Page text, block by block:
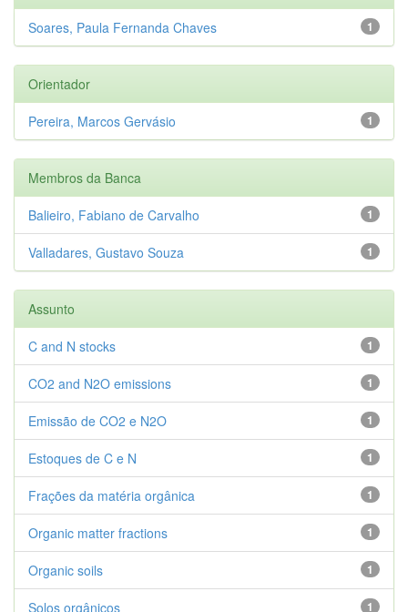
1
Soares, Paula Fernanda Chaves
Orientador
1
Pereira, Marcos Gervásio
Membros da Banca
1
Balieiro, Fabiano de Carvalho
1
Valladares, Gustavo Souza
Assunto
1
C and N stocks
1
CO2 and N2O emissions
1
Emissão de CO2 e N2O
1
Estoques de C e N
1
Frações da matéria orgânica
1
Organic matter fractions
1
Organic soils
1
Solos orgânicos